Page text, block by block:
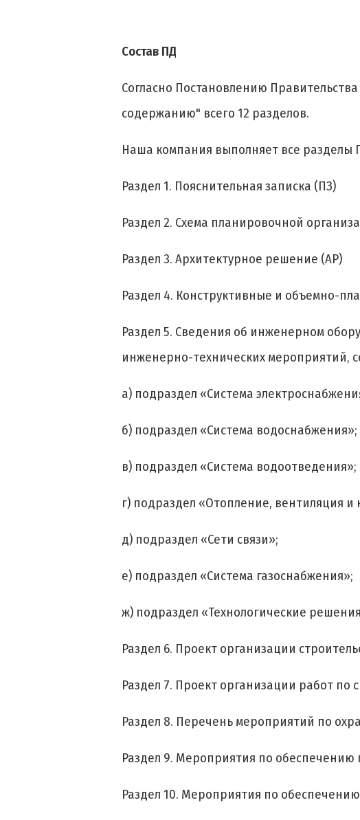
Состав ПД
Согласно Постановлению
содержанию" всего 12 разделов.
Наша компания выполняет все разделы
Раздел 1. Пояснительная записка (ПЗ)
Раздел 2. Схема планировочной
Раздел 3. Архитектурное решение (АР)
Раздел 4. Конструктивные и объемно-
Раздел 5. Сведения об инженерном
инженерно-технических мероприятий,
а) подраздел «Система
б) подраздел «Система водоснабжения»;
в) подраздел «Система водоотведения»;
г) подраздел «Отопление, вентиляция
д) подраздел «Сети связи»;
е) подраздел «Система газоснабжения»;
ж) подраздел «Технологические
Раздел 6. Проект организации
Раздел 7. Проект организации работ по
Раздел 8. Перечень мероприятий по
Раздел 9. Мероприятия по обеспечению
Раздел 10. Мероприятия по